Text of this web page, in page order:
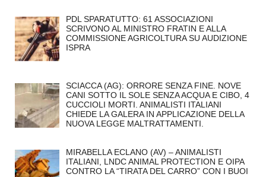
PDL SPARATUTTO: 61 ASSOCIAZIONI
SCRIVONO AL MINISTRO FRATIN E ALLA
COMMISSIONE AGRICOLTURA SU AUDIZIONE
ISPRA
SCIACCA (AG): ORRORE SENZA FINE. NOVE
CANI SOTTO IL SOLE SENZA ACQUA E CIBO, 4
CUCCIOLI MORTI. ANIMALISTI ITALIANI
CHIEDE LA GALERA IN APPLICAZIONE DELLA
NUOVA LEGGE MALTRATTAMENTI.
MIRABELLA ECLANO (AV) – ANIMALISTI
ITALIANI, LNDC ANIMAL PROTECTION E OIPA
CONTRO LA “TIRATA DEL CARRO” CON I BUOI